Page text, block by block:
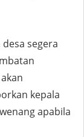
segera
kepala
apabila